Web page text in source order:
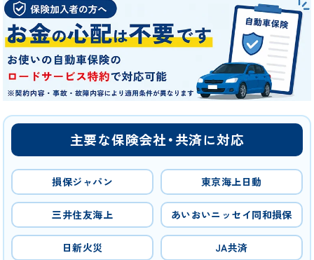
主要な保険会社・共済に対応
損保ジャパン 東京海上日動
三井住友海上 あいおいニッセイ同和損保
日新火災 JA共済